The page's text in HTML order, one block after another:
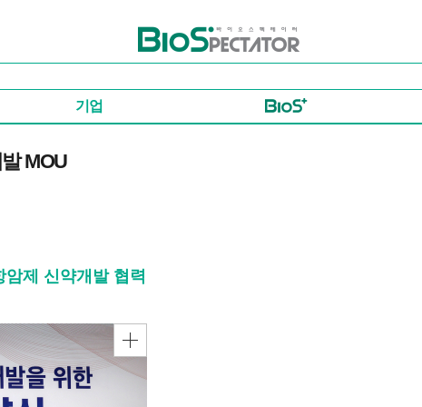
바이오스펙테이터
기업
MOU
제 신약개발 협력